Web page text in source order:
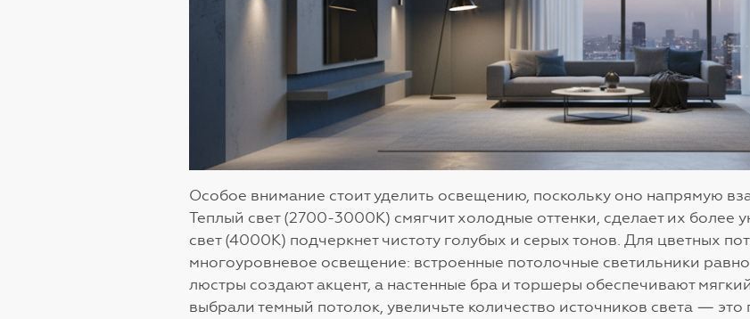
Особое внимание стоит уделить освещению, поскольку оно напрямую
Теплый свет (2700-3000К) смягчит холодные оттенки, сделает их более
свет (4000К) подчеркнет чистоту голубых и серых тонов. Для цветных
многоуровневое освещение: встроенные потолочные светильники
люстры создают акцент, а настенные бра и торшеры обеспечивают
выбрали темный потолок, увеличьте количество источников света —